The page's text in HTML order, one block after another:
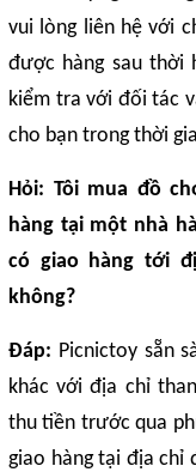
vui lòng liên hệ với
được hàng sau thời
kiểm tra với đối tác
cho bạn trong thời
Hỏi: Tôi mua đồ
hàng tại một nhà
có giao hàng tới
không?
Đáp: Picnictoy sẵn
khác với địa chỉ
thu tiền trước qua
giao hàng tại địa chỉ